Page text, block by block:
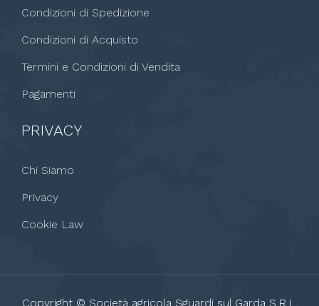
Condizioni di Spedizione
Condizioni di Acquisto
Termini e Condizioni di Vendita
Pagamenti
PRIVACY
Chi Siamo
Privacy
Cookie Law
Copyright © Società agricola Sguardi sul Garda S.R.L.